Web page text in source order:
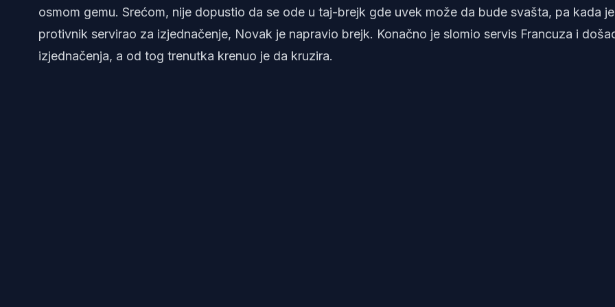
osmom gemu. Srećom, nije dopustio da se ode u taj-brejk gde uvek može da bude svašta, pa kada je
protivnik servirao za izjednačenje, Novak je napravio brejk. Konačno je slomio servis Francuza i
izjednačenja, a od tog trenutka krenuo je da kruzira.